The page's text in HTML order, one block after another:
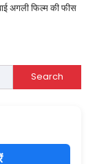
अगली फिल्म की फीस
Search